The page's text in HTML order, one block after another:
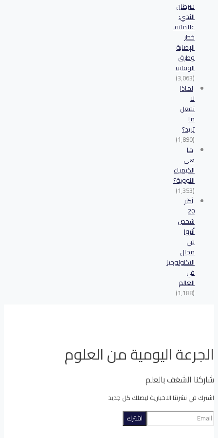
سرطان
الثدي:
علاماته،
خطر
الإصابة
وطرق
الوقاية
(3٬063)
لماذا
لا
تفعل
ما
تريد؟
(1٬890)
ما
هي
الكيمياء
النووية؟
(1٬353)
أكثر
20
شخص
أثروا
في
مجال
التكنولوجيا
في
العالم
(1٬188)
الجرعة اليومية من العلوم
شاركنا الشغف بالعلم
اشترك في نشرتنا الاخبارية ليصلك كل جديد